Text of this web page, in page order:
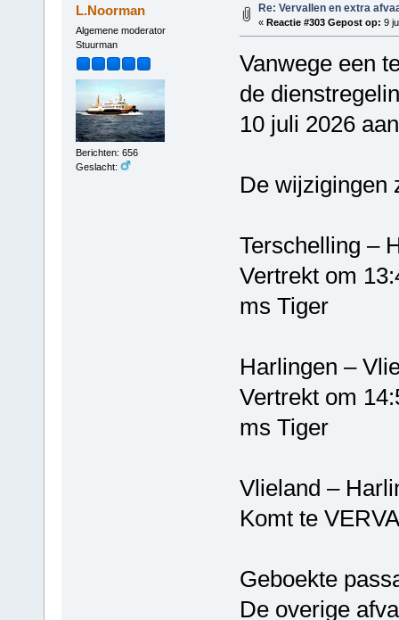
L.Noorman
Algemene moderator
Stuurman
Berichten: 656
Geslacht:
Re: Vervallen en extra
« Reactie #303 Gepost op: 9
Vanwege een
de
10 juli 2026
De wijzigingen
Vertrekt om
ms Tiger
Vertrekt om
ms Tiger
Vlieland
Komt te
Geboekte
De overige